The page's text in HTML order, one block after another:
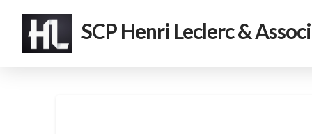
SCP Henri Leclerc &